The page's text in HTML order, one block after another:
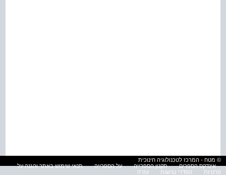
© מטח - המרכז לטכנולוגיה חינוכית
אינדקס הספרים
תקנון הספרייה על הספרייה
תנאי שימוש באתר והגנה על
פרטיות
הסדרי נגישות עזרה